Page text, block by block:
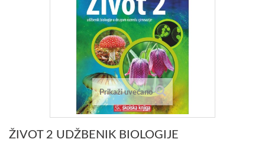
Prikaži uvećano
ŽIVOT 2 UDŽBENIK BIOLOGIJE